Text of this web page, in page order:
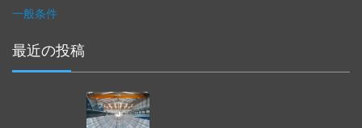
一般条件
最近の投稿